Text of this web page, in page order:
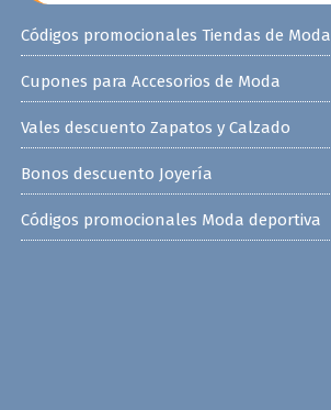
Códigos promocionales Tiendas de Moda
Cupones para Accesorios de Moda
Vales descuento Zapatos y Calzado
Bonos descuento Joyería
Códigos promocionales Moda deportiva